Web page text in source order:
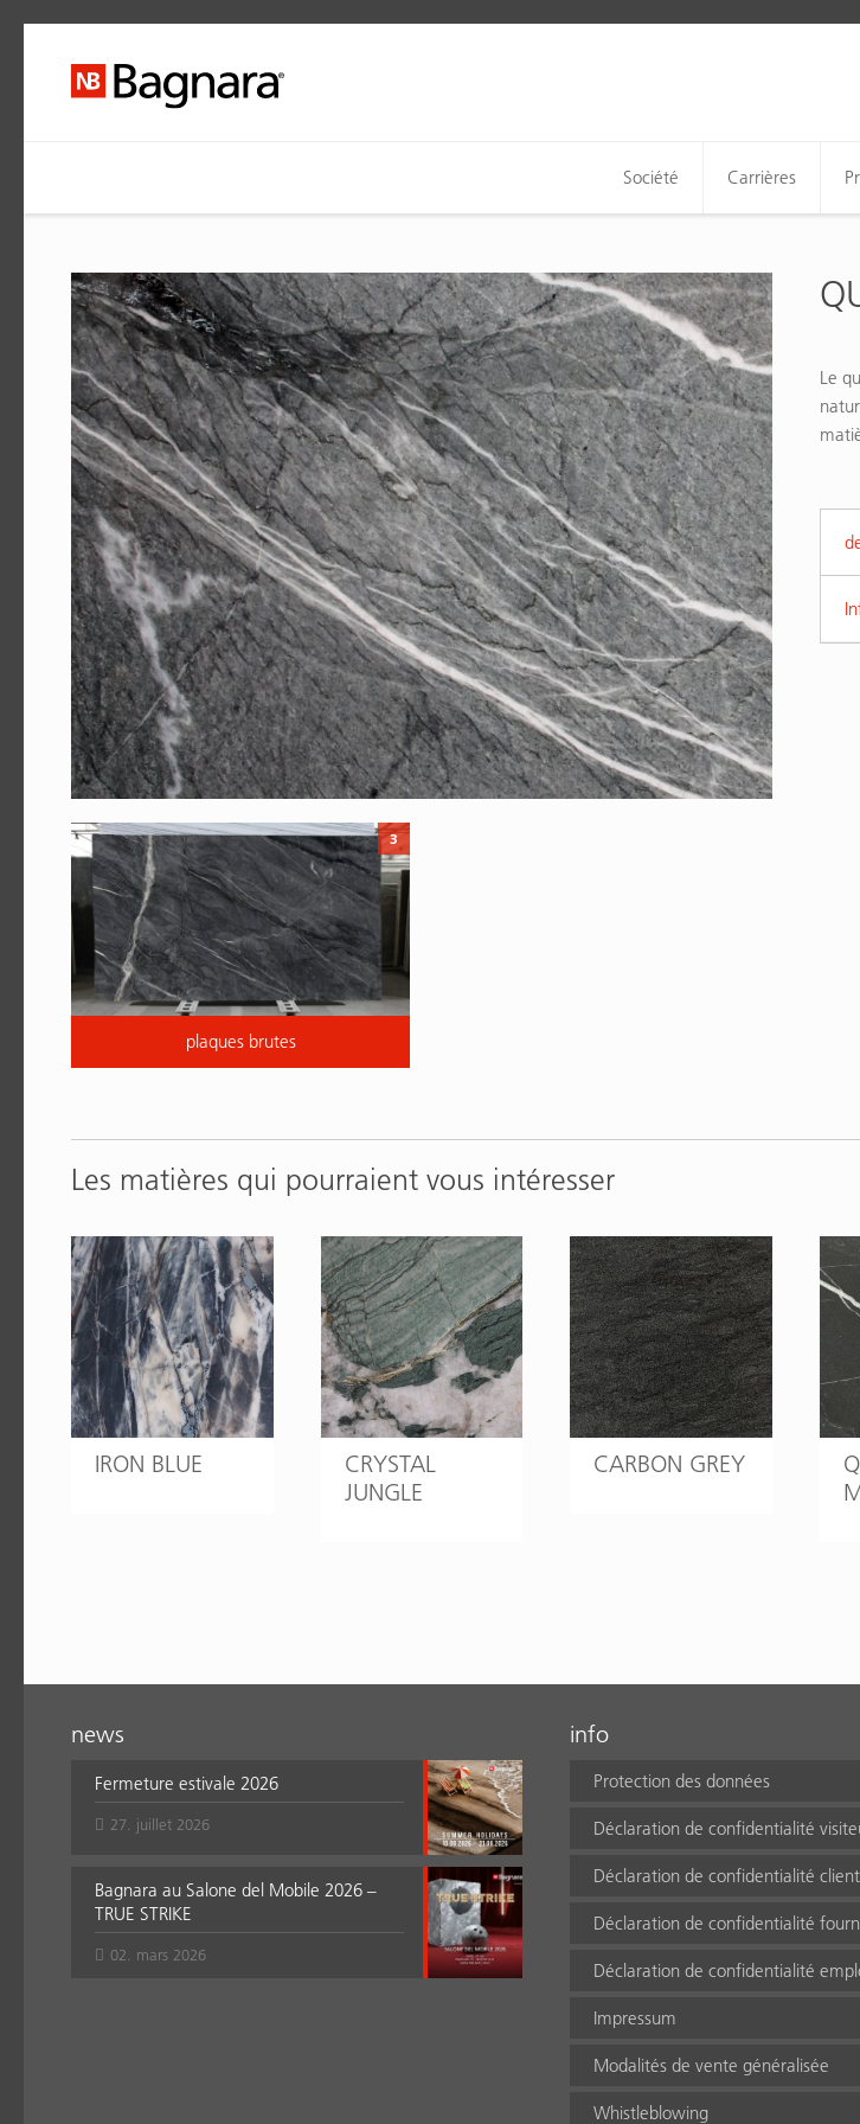
Société
Carrières
plaques brutes
3
Le
Les matières qui pourraient vous intéresser
IRON BLUE
CRYSTAL
JUNGLE
CARBON GREY
news
Fermeture estivale 2026
27. juillet 2026
Bagnara au Salone del Mobile 2026 –
TRUE STRIKE
02. mars 2026
info
Protection des données
Déclaration de confidentialité
Déclaration de confidentialité
Déclaration de confidentialité
Déclaration de confidentialité
Impressum
Modalités de vente généralisée
Whistleblowing